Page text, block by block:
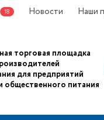
18 Новости Наши
торговая площадка
для предприятий
общественного питания